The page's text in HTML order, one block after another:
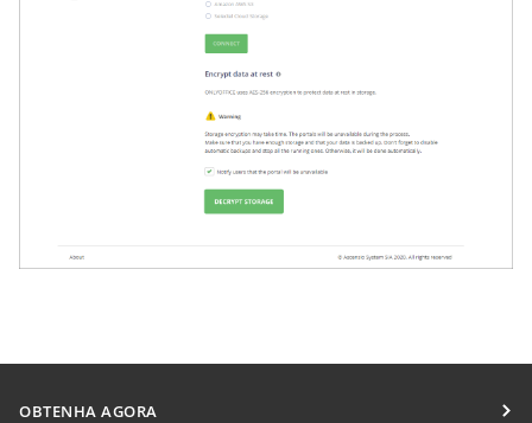
OBTENHA AGORA